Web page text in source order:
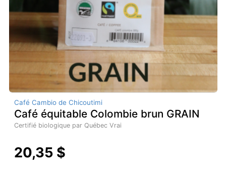
Café Cambio de Chicoutimi
Café équitable Colombie brun GRAIN
Certifié biologique par Québec Vrai
20,35 $